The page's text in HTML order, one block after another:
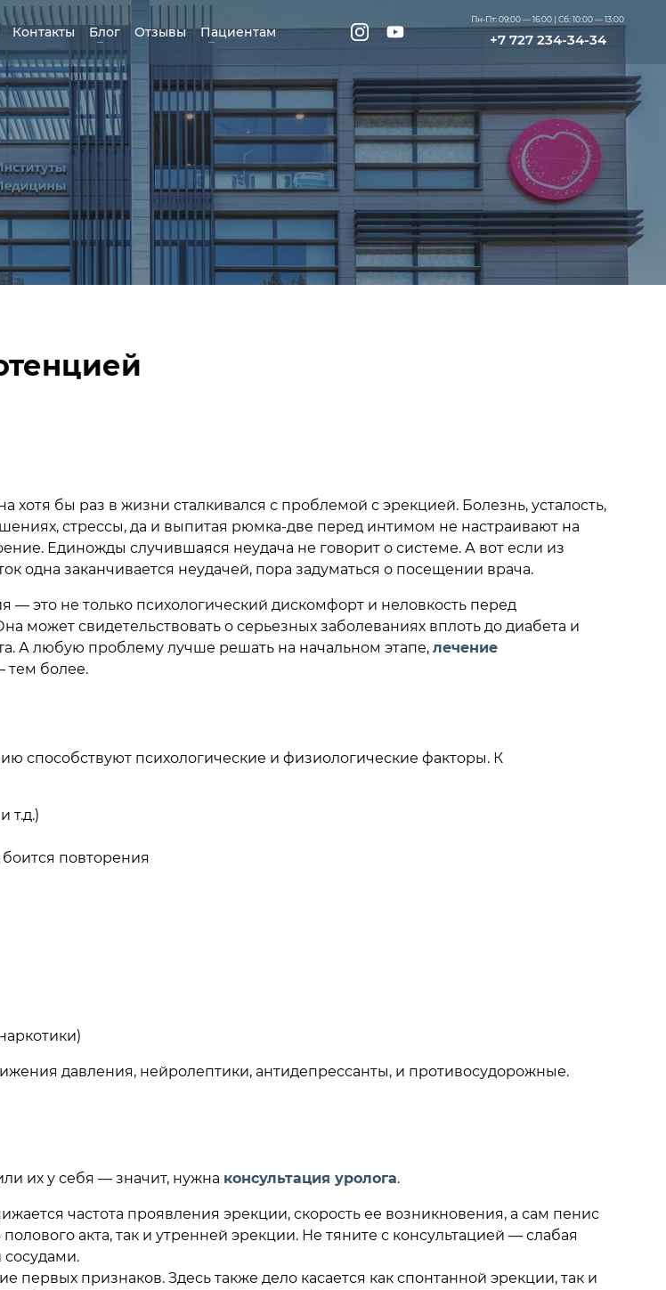
Контакты Блог Отзывы Пациентам
Пн-Пт: 09:00 — 16:00 | Cб: 10:00 — 13:00
+7 727 234-34-34
хотя бы раз в жизни сталкивался с проблемой с эрекцией. Болезнь, усталость,
стрессы, да и выпитая рюмка-две перед интимом не настраивают на
Единожды случившаяся неудача не говорит о системе. А вот если из
одна заканчивается неудачей, пора задуматься о посещении врача.
— это не только психологический дискомфорт и неловкость перед
может свидетельствовать о серьезных заболеваниях вплоть до диабета и
А любую проблему лучше решать на начальном этапе, лечение
более.
способствуют психологические и физиологические факторы. К
т.д.)
повторения
давления, нейролептики, антидепрессанты, и противосудорожные.
их у себя — значит, нужна консультация уролога.
частота проявления эрекции, скорость ее возникновения, а сам пенис
акта, так и утренней эрекции. Не тяните с консультацией — слабая
первых признаков. Здесь также дело касается как спонтанной эрекции, так и